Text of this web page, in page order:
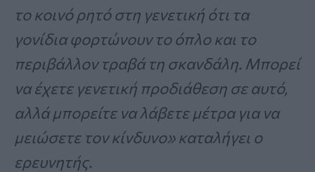
το κοινό ρητό στη γενετική ότι τα
γονίδια φορτώνουν το όπλο και το
περιβάλλον τραβά τη σκανδάλη. Μπορεί
να έχετε γενετική προδιάθεση σε αυτό,
αλλά μπορείτε να λάβετε μέτρα για να
μειώσετε τον κίνδυνο» καταλήγει ο
ερευνητής.